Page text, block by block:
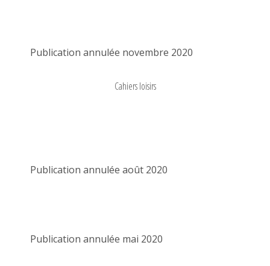
Publication annulée novembre 2020
Cahiers loisirs
Publication annulée août 2020
Publication annulée mai 2020